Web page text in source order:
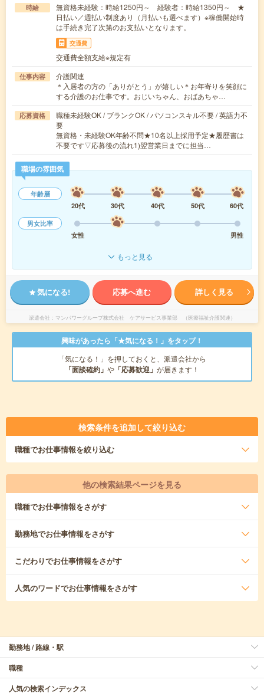
時給
無資格未経験：時給1250円～ 経験者：時給1350円～ ★
日払い／週払い制度あり（月払いも選べます）※稼働開始時
は手続き完了次第のお支払いとなります。
交通費
交通費全額支給※規定有
仕事内容
介護関連
＊入居者の方の「ありがとう」が嬉しい＊お年寄りを笑顔に
する介護のお仕事です。おじいちゃん、おばあちゃ…
応募資格
職種未経験OK / ブランクOK / パソコンスキル不要 / 英語力不
要
無資格・未経験OK年齢不問★10名以上採用予定★履歴書は
不要です▽応募後の流れ1)翌営業日までに担当…
職場の雰囲気
年齢層
20代
30代 40代 50代
60代
男女比率
女性
男性
もっと見る
気になる! 応募へ進む 詳しく見る
派遣会社 マンパワーグループ株式会社 ケアサービス事業部 （医療福祉介護関連）
興味があったら「★気になる！」をタップ！
「気になる！」を押しておくと、派遣会社から
「面談確約」 や 「応募歓迎」 が届きます！
検索条件を追加して絞り込む
職種でお仕事情報を絞り込む
他の検索結果ページを見る
職種でお仕事情報をさがす
勤務地でお仕事情報をさがす
こだわりでお仕事情報をさがす
人気のワードでお仕事情報をさがす
勤務地 / 路線・駅
職種
人気の検索インデックス